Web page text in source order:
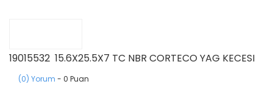
19015532 15.6X25.5X7 TC NBR CORTECO YAG KECESI
(0) Yorum - 0 Puan